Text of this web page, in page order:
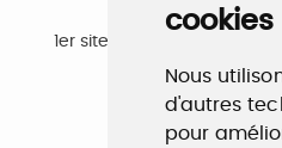
cookies
Nous
d'autres
pour
1er site emploi du secteur